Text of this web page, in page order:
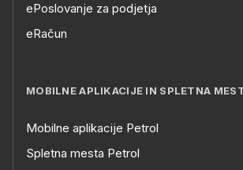
ePoslovanje za podjetja
eRačun
MOBILNE APLIKACIJE IN SPLETNA
Mobilne aplikacije Petrol
Spletna mesta Petrol